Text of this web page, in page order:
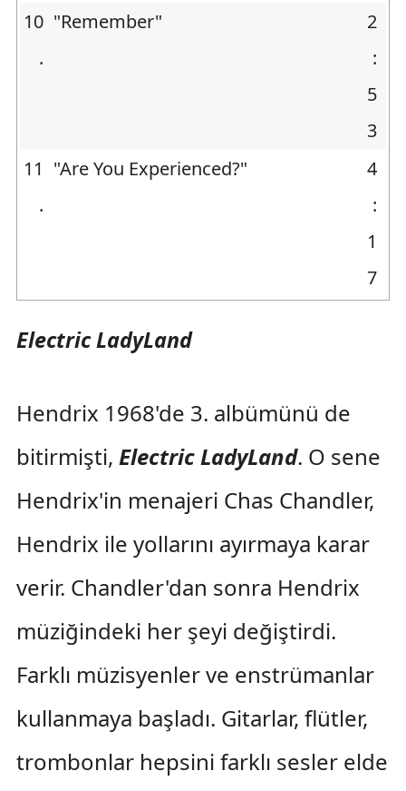
10
.
"Remember"
2
:
5
3
11
.
"Are You Experienced?"
4
:
1
7
Electric LadyLand
Hendrix 1968'de 3. albümünü de
bitirmişti, Electric LadyLand. O sene
Hendrix'in menajeri Chas Chandler,
Hendrix ile yollarını ayırmaya karar
verir. Chandler'dan sonra Hendrix
müziğindeki her şeyi değiştirdi.
Farklı müzisyenler ve enstrümanlar
kullanmaya başladı. Gitarlar, flütler,
trombonlar hepsini farklı sesler elde